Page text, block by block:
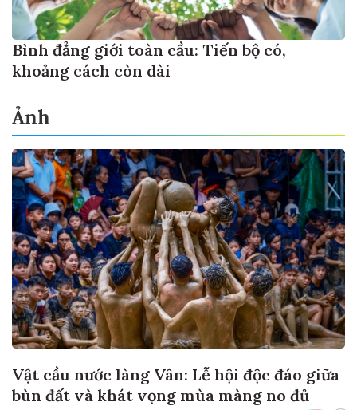
Bình đẳng giới toàn cầu: Tiến bộ có,
khoảng cách còn dài
Ảnh
Vật cầu nước làng Vân: Lễ hội độc đáo giữa
bùn đất và khát vọng mùa màng no đủ